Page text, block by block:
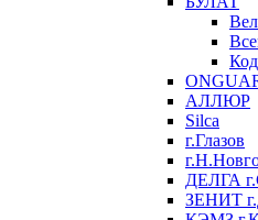
АЛЛЮР
Silca
г.Глазов
ДЕЛГА
ЗЕНИТ